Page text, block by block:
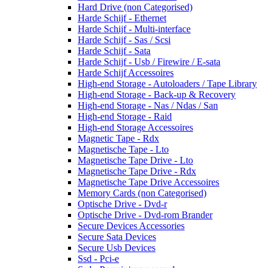
Hard Drive (non Categorised)
Harde Schijf - Ethernet
Harde Schijf - Multi-interface
Harde Schijf - Sas / Scsi
Harde Schijf - Sata
Harde Schijf - Usb / Firewire / E-sata
Harde Schijf Accessoires
High-end Storage - Autoloaders / Tape Library
High-end Storage - Back-up & Recovery
High-end Storage - Nas / Ndas / San
High-end Storage - Raid
High-end Storage Accessoires
Magnetic Tape - Rdx
Magnetische Tape - Lto
Magnetische Tape Drive - Lto
Magnetische Tape Drive - Rdx
Magnetische Tape Drive Accessoires
Memory Cards (non Categorised)
Optische Drive - Dvd-r
Optische Drive - Dvd-rom Brander
Secure Devices Accessories
Secure Sata Devices
Secure Usb Devices
Ssd - Pci-e